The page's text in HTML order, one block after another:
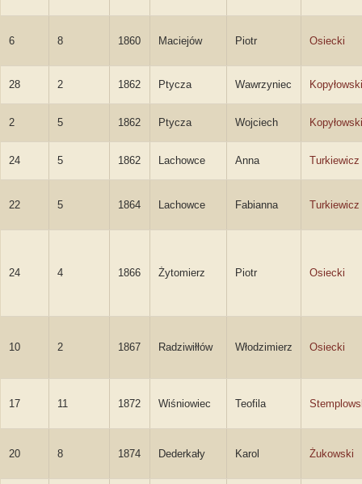
6 8 1860 Maciejów Piotr Osiecki
28 2 1862 Ptycza Wawrzyniec Kopyłowski
2 5 1862 Ptycza Wojciech Kopyłowski
24 5 1862 Lachowce Anna Turkiewicz
22 5 1864 Lachowce Fabianna Turkiewicz
24 4 1866 Żytomierz Piotr Osiecki
10 2 1867 Radziwiłłów Włodzimierz Osiecki
17 11 1872 Wiśniowiec Teofila
20 8 1874 Dederkały Karol Żukowski